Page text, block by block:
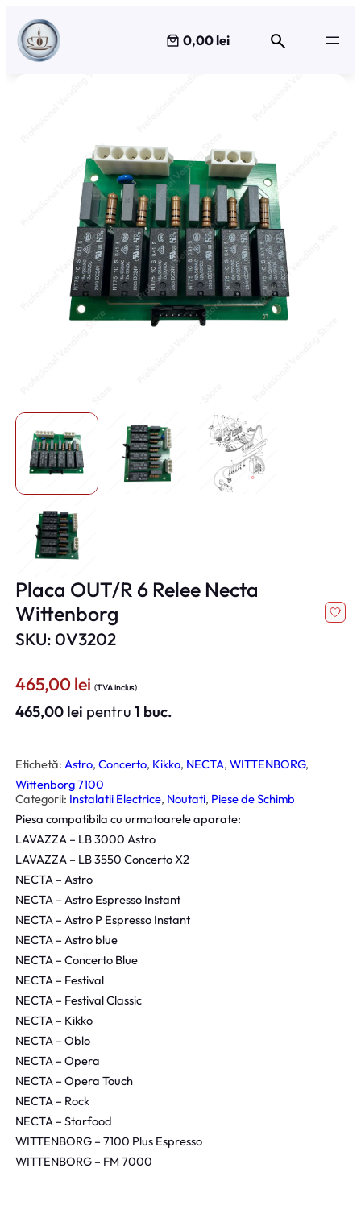
Sari
conținut
0,00 lei
Placa OUT/R 6 Relee Necta
Wittenborg
SKU: 0V3202
465,00lei (TVA inclus)
465,00 lei pentru1 buc.
Etichetă: Astro, Concerto, Kikko, NECTA, WITTENBORG
Wittenborg 7100
Categorii: Instalatii Electrice, Noutati, Piese de Schimb
Piesa compatibila cu urmatoarele aparate:
LAVAZZA – LB 3000 Astro
LAVAZZA – LB 3550 Concerto X2
NECTA – Astro
NECTA – Astro Espresso Instant
NECTA – Astro P Espresso Instant
NECTA – Astro blue
NECTA – Concerto Blue
NECTA – Festival
NECTA – Festival Classic
NECTA – Kikko
NECTA – Oblo
NECTA – Opera
NECTA – Opera Touch
NECTA – Rock
NECTA – Starfood
WITTENBORG – 7100 Plus Espresso
WITTENBORG – FM 7000